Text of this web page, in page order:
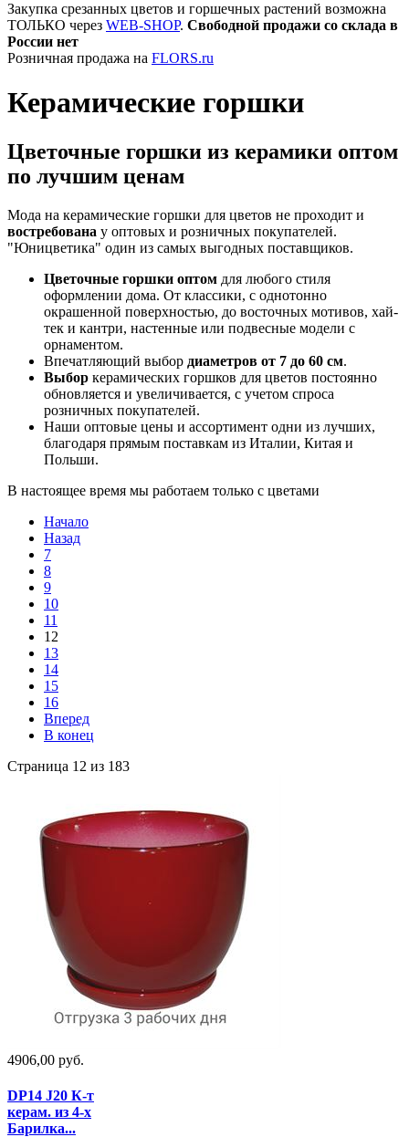
Закупка срезанных цветов и горшечных растений возможна
ТОЛЬКО через WEB-SHOP. Свободной продажи со склада в
России нет
Розничная продажа на FLORS.ru
Керамические горшки
Цветочные горшки из керамики оптом
по лучшим ценам
Мода на керамические горшки для цветов не проходит и
востребована у оптовых и розничных покупателей.
"Юницветика" один из самых выгодных поставщиков.
Цветочные горшки оптом для любого стиля
оформлении дома. От классики, с однотонно
окрашенной поверхностью, до восточных мотивов, хай-
тек и кантри, настенные или подвесные модели с
орнаментом.
Впечатляющий выбор диаметров от 7 до 60 см.
Выбор керамических горшков для цветов постоянно
обновляется и увеличивается, с учетом спроса
розничных покупателей.
Наши оптовые цены и ассортимент одни из лучших,
благодаря прямым поставкам из Италии, Китая и
Польши.
В настоящее время мы работаем только с цветами
Начало
Назад
7
8
9
10
11
12
13
14
15
16
Вперед
В конец
Страница 12 из 183
4906,00 руб.
DP14 J20 К-т
керам. из 4-х
Барилка...